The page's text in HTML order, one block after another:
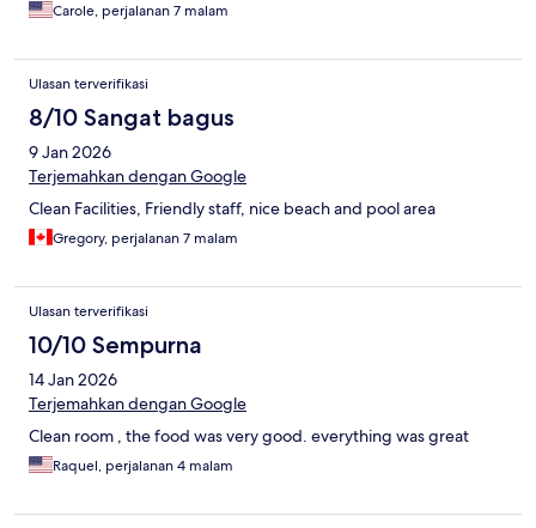
Carole, perjalanan 7 malam
Ulasan terverifikasi
8/10 Sangat bagus
9 Jan 2026
Terjemahkan dengan Google
Clean Facilities, Friendly staff, nice beach and pool area
Gregory, perjalanan 7 malam
Ulasan terverifikasi
10/10 Sempurna
14 Jan 2026
Terjemahkan dengan Google
Clean room , the food was very good. everything was great
Raquel, perjalanan 4 malam